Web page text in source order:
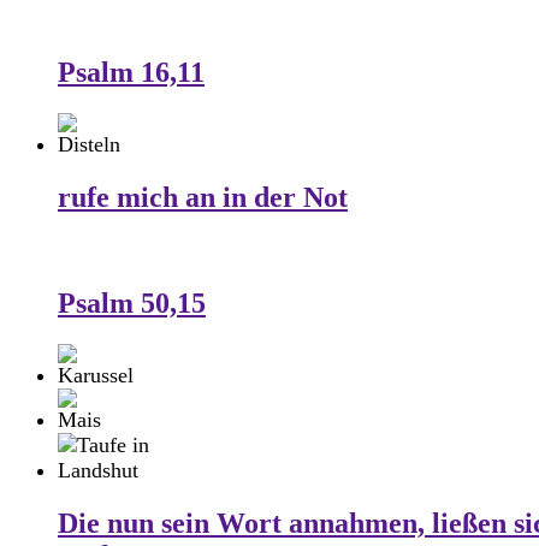
Psalm 16,11
rufe mich an in der Not
Psalm 50,15
Die nun sein Wort annahmen, ließen